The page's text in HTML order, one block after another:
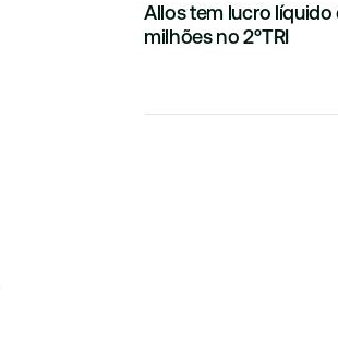
Allos tem lucro líquido
milhões no 2ºTRI